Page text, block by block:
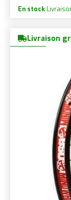
En stock
Livraison